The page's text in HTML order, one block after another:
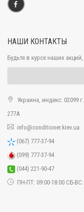
климатических
будет идеально
огромное число
строго
НАШИ КОНТАКТЫ
Будьте в курсе наших
Украина, индекс: 02099
277А
info@conditioner.kiev.ua
(067) 777-37-94
(099) 777-37-94
(044) 221-90-47
ПН-ПТ: 09:00-18:00 СБ-